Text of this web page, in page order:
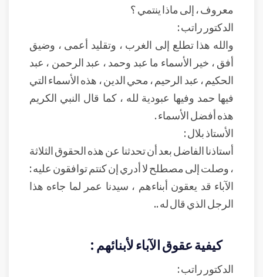
معروف ، إلى ماذا ينتمي ؟
الدكتور راتب :
والله هذا تطلع إلى الغرب ، وتقليد أعمى ، وضيق
أفق ، خير الأسماء ما عبد وحمد ، عبد الرحمن ، عبد
الحكيم ، عبد الرحيم ، محي الدين ، هذه الأسماء التي
فيها حمد وفيها عبودية لله ، كما قال النبي الكريم
هذه أفضل الأسماء .
الأستاذ بلال :
أستاذنا الفاضل بعد أن تحدثنا عن هذه الحقوق الثلاثة
، وصلت إلى مصطلح لا أدري إن كنتم توافقون عليه :
الآباء قد يعقون أبناءهم ، سيدنا عمر لما جاءه هذا
الرجل الذي قال له ..
كيفية عقوق الآباء لأبنائهم :
الدكتور راتب :